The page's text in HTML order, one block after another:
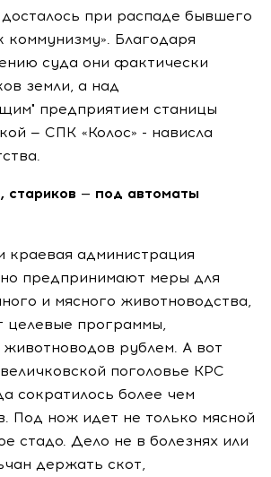
при распаде бывшего
коммунизму». Благодаря
суда они фактически
земли, а над
предприятием станицы
— СПК «Колос» - нависла
— под автоматы
краевая администрация
предпринимают меры для
и мясного животноводства,
целевые программы,
рублем. А вот
поголовье КРС
сократилось более чем
Под нож идет не только мясной
стадо. Дело не в болезнях или
держать скот,